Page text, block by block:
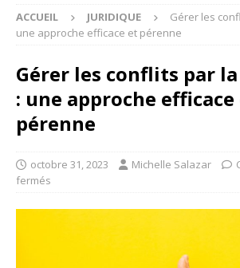
ACCUEIL JURIDIQUE
Gérer les
une approche efficace et pérenne
Gérer les conflits par
: une approche
pérenne
octobre 31, 2023 Michelle Salazar
fermés